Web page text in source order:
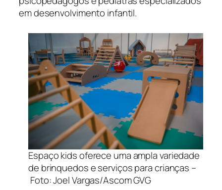
em desenvolvimento infantil.
Espaço kids oferece uma ampla variedade
de brinquedos e serviços para crianças –
Foto: Joel Vargas/Ascom GVG